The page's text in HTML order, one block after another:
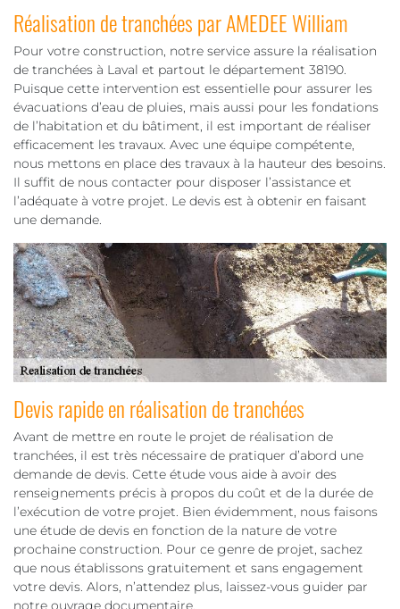
Réalisation de tranchées par AMEDEE William
Pour votre construction, notre service assure la réalisation
de tranchées à Laval et partout le département 38190.
Puisque cette intervention est essentielle pour assurer les
évacuations d’eau de pluies, mais aussi pour les fondations
de l’habitation et du bâtiment, il est important de réaliser
efficacement les travaux. Avec une équipe compétente,
nous mettons en place des travaux à la hauteur des besoins.
Il suffit de nous contacter pour disposer l’assistance et
l’adéquate à votre projet. Le devis est à obtenir en faisant
une demande.
Devis rapide en réalisation de tranchées
Avant de mettre en route le projet de réalisation de
tranchées, il est très nécessaire de pratiquer d’abord une
demande de devis. Cette étude vous aide à avoir des
renseignements précis à propos du coût et de la durée de
l’exécution de votre projet. Bien évidemment, nous faisons
une étude de devis en fonction de la nature de votre
prochaine construction. Pour ce genre de projet, sachez
que nous établissons gratuitement et sans engagement
votre devis. Alors, n’attendez plus, laissez-vous guider par
notre ouvrage documentaire.